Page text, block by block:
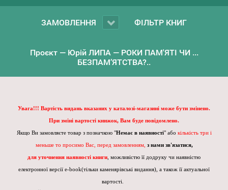
ЗАМОВЛЕННЯ ФІЛЬТР КНИГ
Проєкт — Юрій ЛИПА — РОКИ ПАМ'ЯТІ ЧИ ...
БЕЗПАМ’ЯТСТВА?..
Увага!!! Вартість видань вказаних у каталозі-магазині може бути змінено.
При зміні вартості книжок, Вам буде повідомлено.
Якщо Ви замовляєте товар з позначкою "Немає в наявності" або кількість три і
меньше то просимо Вас, перед замовленням, з нами зв'язатися,
для уточнення наявності книги , можливістю її додруку чи наявністю
електронної версії e-book(тільки каменярівські видання), а також її актуальної
вартості.